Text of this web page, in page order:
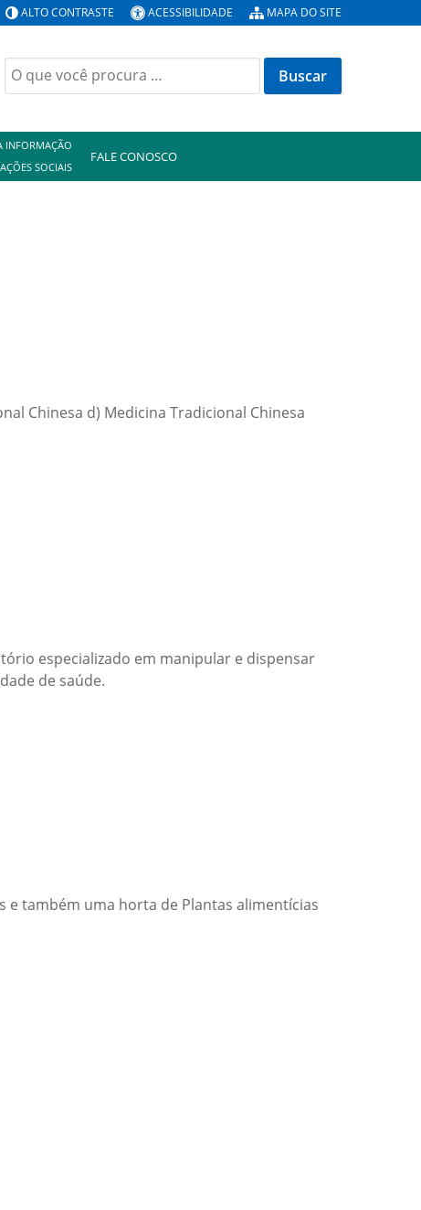
ALTO CONTRASTE ACESSIBILIDADE MAPA DO SITE
Buscar
por:
INFORMAÇÃO
SOCIAIS
FALE CONOSCO
Chinesa d) Medicina Tradicional Chinesa
especializado em manipular e dispensar
de saúde.
e também uma horta de Plantas alimentícias